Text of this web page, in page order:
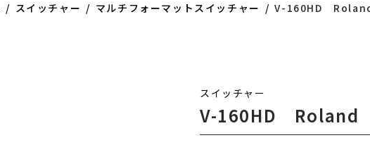
スイッチャー マルチフォーマットスイッチャー V-160HD
スイッチャー
V-160HD Roland